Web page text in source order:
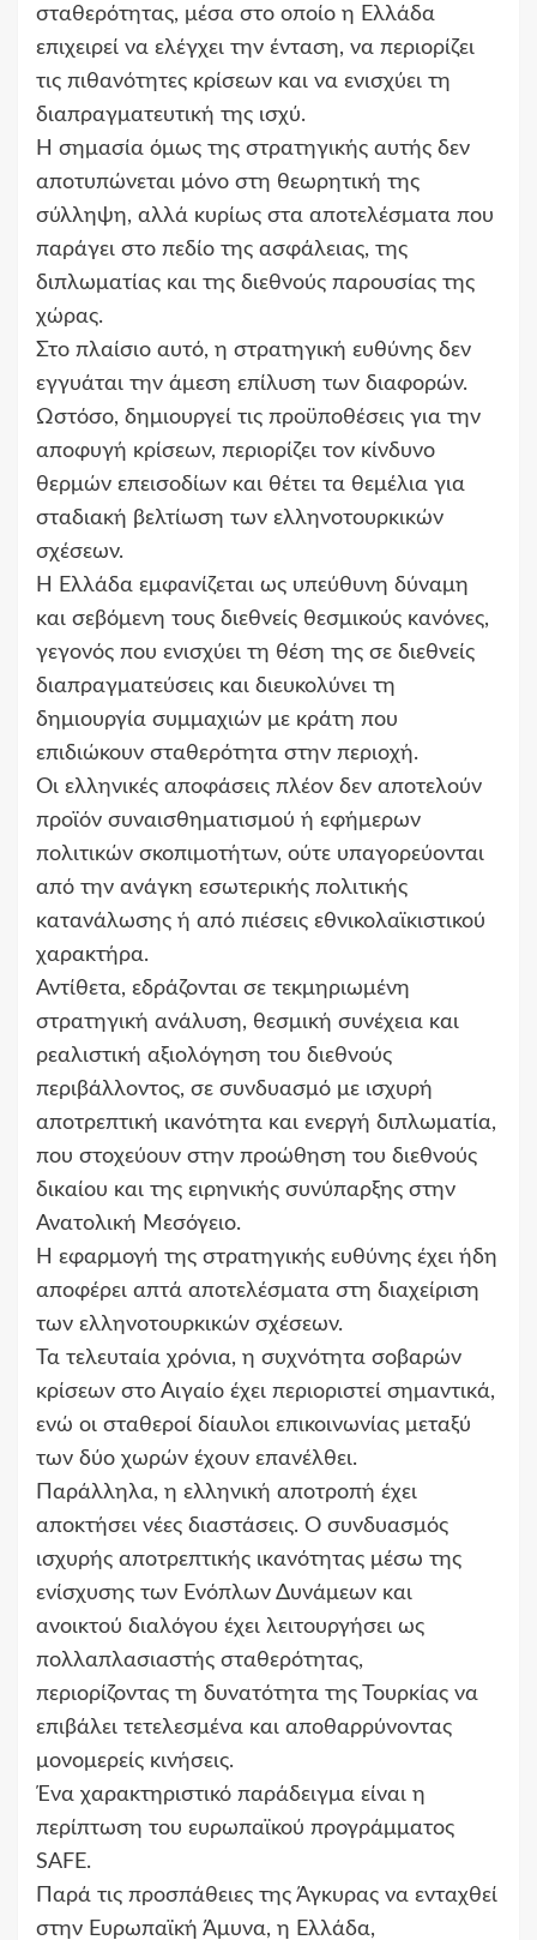
σταθερότητας, μέσα στο οποίο η Ελλάδα
επιχειρεί να ελέγχει την ένταση, να περιορίζει
τις πιθανότητες κρίσεων και να ενισχύει τη
διαπραγματευτική της ισχύ.
Η σημασία όμως της στρατηγικής αυτής δεν
αποτυπώνεται μόνο στη θεωρητική της
σύλληψη, αλλά κυρίως στα αποτελέσματα που
παράγει στο πεδίο της ασφάλειας, της
διπλωματίας και της διεθνούς παρουσίας της
χώρας.
Στο πλαίσιο αυτό, η στρατηγική ευθύνης δεν
εγγυάται την άμεση επίλυση των διαφορών.
Ωστόσο, δημιουργεί τις προϋποθέσεις για την
αποφυγή κρίσεων, περιορίζει τον κίνδυνο
θερμών επεισοδίων και θέτει τα θεμέλια για
σταδιακή βελτίωση των ελληνοτουρκικών
σχέσεων.
Η Ελλάδα εμφανίζεται ως υπεύθυνη δύναμη
και σεβόμενη τους διεθνείς θεσμικούς κανόνες,
γεγονός που ενισχύει τη θέση της σε διεθνείς
διαπραγματεύσεις και διευκολύνει τη
δημιουργία συμμαχιών με κράτη που
επιδιώκουν σταθερότητα στην περιοχή.
Οι ελληνικές αποφάσεις πλέον δεν αποτελούν
προϊόν συναισθηματισμού ή εφήμερων
πολιτικών σκοπιμοτήτων, ούτε υπαγορεύονται
από την ανάγκη εσωτερικής πολιτικής
κατανάλωσης ή από πιέσεις εθνικολαϊκιστικού
χαρακτήρα.
Αντίθετα, εδράζονται σε τεκμηριωμένη
στρατηγική ανάλυση, θεσμική συνέχεια και
ρεαλιστική αξιολόγηση του διεθνούς
περιβάλλοντος, σε συνδυασμό με ισχυρή
αποτρεπτική ικανότητα και ενεργή διπλωματία,
που στοχεύουν στην προώθηση του διεθνούς
δικαίου και της ειρηνικής συνύπαρξης στην
Ανατολική Μεσόγειο.
Η εφαρμογή της στρατηγικής ευθύνης έχει ήδη
αποφέρει απτά αποτελέσματα στη διαχείριση
των ελληνοτουρκικών σχέσεων.
Τα τελευταία χρόνια, η συχνότητα σοβαρών
κρίσεων στο Αιγαίο έχει περιοριστεί σημαντικά,
ενώ οι σταθεροί δίαυλοι επικοινωνίας μεταξύ
των δύο χωρών έχουν επανέλθει.
Παράλληλα, η ελληνική αποτροπή έχει
αποκτήσει νέες διαστάσεις. Ο συνδυασμός
ισχυρής αποτρεπτικής ικανότητας μέσω της
ενίσχυσης των Ενόπλων Δυνάμεων και
ανοικτού διαλόγου έχει λειτουργήσει ως
πολλαπλασιαστής σταθερότητας,
περιορίζοντας τη δυνατότητα της Τουρκίας να
επιβάλει τετελεσμένα και αποθαρρύνοντας
μονομερείς κινήσεις.
Ένα χαρακτηριστικό παράδειγμα είναι η
περίπτωση του ευρωπαϊκού προγράμματος
SAFE.
Παρά τις προσπάθειες της Άγκυρας να ενταχθεί
στην Ευρωπαϊκή Άμυνα, η Ελλάδα,